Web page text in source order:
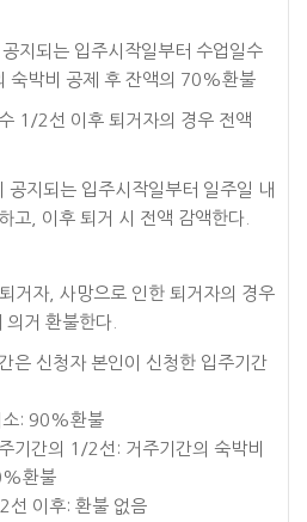
지되는 입주시작일부터 수업일수
숙박비 공제 후 잔액의 70%환불
1/2선 이후 퇴거자의 경우 전액
공지되는 입주시작일부터 일주일 내
고, 이후 퇴거 시 전액 감액한다.
거자, 사망으로 인한 퇴거자의 경우
거 환불한다.
은 신청자 본인이 신청한 입주기간
소: 90%환불
기간의 1/2선: 거주기간의 숙박비
환불
선 이후: 환불 없음